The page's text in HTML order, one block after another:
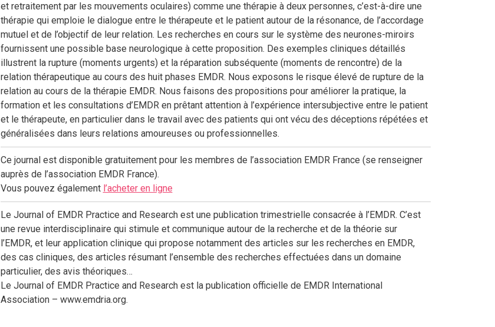
et retraitement par les mouvements oculaires) comme une thérapie à deux personnes, c’est-à-dire une
thérapie qui emploie le dialogue entre le thérapeute et le patient autour de la résonance, de l’accordage
mutuel et de l’objectif de leur relation. Les recherches en cours sur le système des neurones-miroirs
fournissent une possible base neurologique à cette proposition. Des exemples cliniques détaillés
illustrent la rupture (moments urgents) et la réparation subséquente (moments de rencontre) de la
relation thérapeutique au cours des huit phases EMDR. Nous exposons le risque élevé de rupture de la
relation au cours de la thérapie EMDR. Nous faisons des propositions pour améliorer la pratique, la
formation et les consultations d’EMDR en prêtant attention à l’expérience intersubjective entre le patient
et le thérapeute, en particulier dans le travail avec des patients qui ont vécu des déceptions répétées et
généralisées dans leurs relations amoureuses ou professionnelles.
Ce journal est disponible gratuitement pour les membres de l’association EMDR France (se renseigner
auprès de l’association EMDR France).
Vous pouvez également l’acheter en ligne
Le Journal of EMDR Practice and Research est une publication trimestrielle consacrée à l’EMDR. C’est
une revue interdisciplinaire qui stimule et communique autour de la recherche et de la théorie sur
l’EMDR, et leur application clinique qui propose notamment des articles sur les recherches en EMDR,
des cas cliniques, des articles résumant l’ensemble des recherches effectuées dans un domaine
particulier, des avis théoriques…
Le Journal of EMDR Practice and Research est la publication officielle de EMDR International
Association – www.emdria.org.